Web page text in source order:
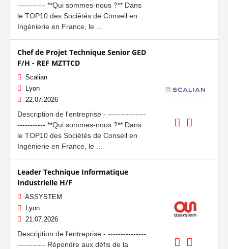
----------- **Qui sommes-nous ?** Dans
le TOP10 des Sociétés de Conseil en
Ingénierie en France, le ...
Chef de Projet Technique Senior GED
F/H - REF MZTTCD
Scalian
Lyon
22.07.2026
Description de l'entreprise - ---------------
----------- **Qui sommes-nous ?** Dans
le TOP10 des Sociétés de Conseil en
Ingénierie en France, le ...
Leader Technique Informatique
Industrielle H/F
ASSYSTEM
Lyon
21.07.2026
Description de l'entreprise - ---------------
----------- Répondre aux défis de la